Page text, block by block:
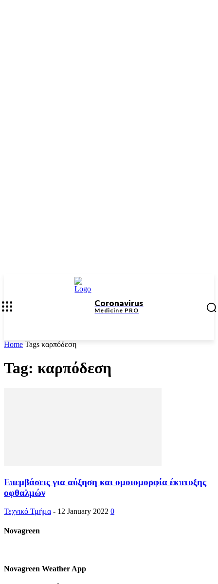
Coronavirus
Medicine PRO
Home Tags καρπόδεση
Tag: καρπόδεση
Επεμβάσεις για αύξηση και ομοιομορφία έκπτυξης
οφθαλμών
Τεχνικό Τμήμα - 12 January 2022 0
Novagreen
Novagreen Weather App